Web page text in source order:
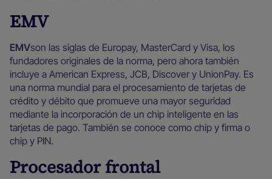
EMV
‍EMVson las siglas de Europay, MasterCard y Visa, los
fundadores originales de la norma, pero ahora también
incluye a American Express, JCB, Discover y UnionPay. Es
una norma mundial para el procesamiento de tarjetas de
crédito y débito que promueve una mayor seguridad
mediante la incorporación de un chip inteligente en las
tarjetas de pago. También se conoce como chip y firma o
chip y PIN.
Procesador frontal